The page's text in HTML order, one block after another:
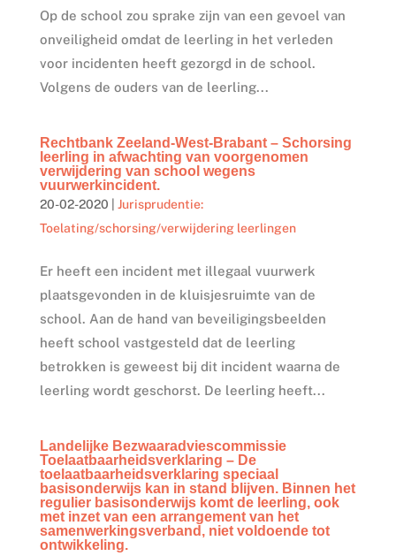
Op de school zou sprake zijn van een gevoel van
onveiligheid omdat de leerling in het verleden
voor incidenten heeft gezorgd in de school.
Volgens de ouders van de leerling...
Rechtbank Zeeland-West-Brabant – Schorsing
leerling in afwachting van voorgenomen
verwijdering van school wegens
vuurwerkincident.
20-02-2020
Jurisprudentie:
Toelating/schorsing/verwijdering leerlingen
Er heeft een incident met illegaal vuurwerk
plaatsgevonden in de kluisjesruimte van de
school. Aan de hand van beveiligingsbeelden
heeft school vastgesteld dat de leerling
betrokken is geweest bij dit incident waarna de
leerling wordt geschorst. De leerling heeft...
Landelijke Bezwaaradviescommissie
Toelaatbaarheidsverklaring – De
toelaatbaarheidsverklaring speciaal
basisonderwijs kan in stand blijven. Binnen het
regulier basisonderwijs komt de leerling, ook
met inzet van een arrangement van het
samenwerkingsverband, niet voldoende tot
ontwikkeling.